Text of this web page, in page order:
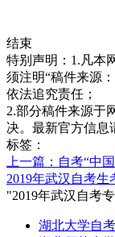
结束
特别声明：1.凡本
须注明“稿件来源
依法追究责任；
2.部分稿件来源于
决。最新官方信息
标签：
上一篇：自考“中
2019年武汉自考
"2019年武汉自考
湖北大学自